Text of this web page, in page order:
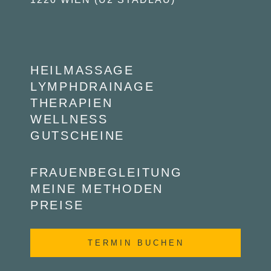
HEILMASSAGE
LYMPHDRAINAGE
THERAPIEN
WELLNESS
GUTSCHEINE
FRAUENBEGLEITUNG
MEINE METHODEN
PREISE
TERMIN BUCHEN